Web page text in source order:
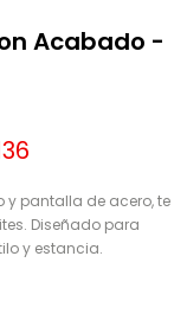
Acabado -
y pantalla de acero, te
Diseñado para
y estancia.